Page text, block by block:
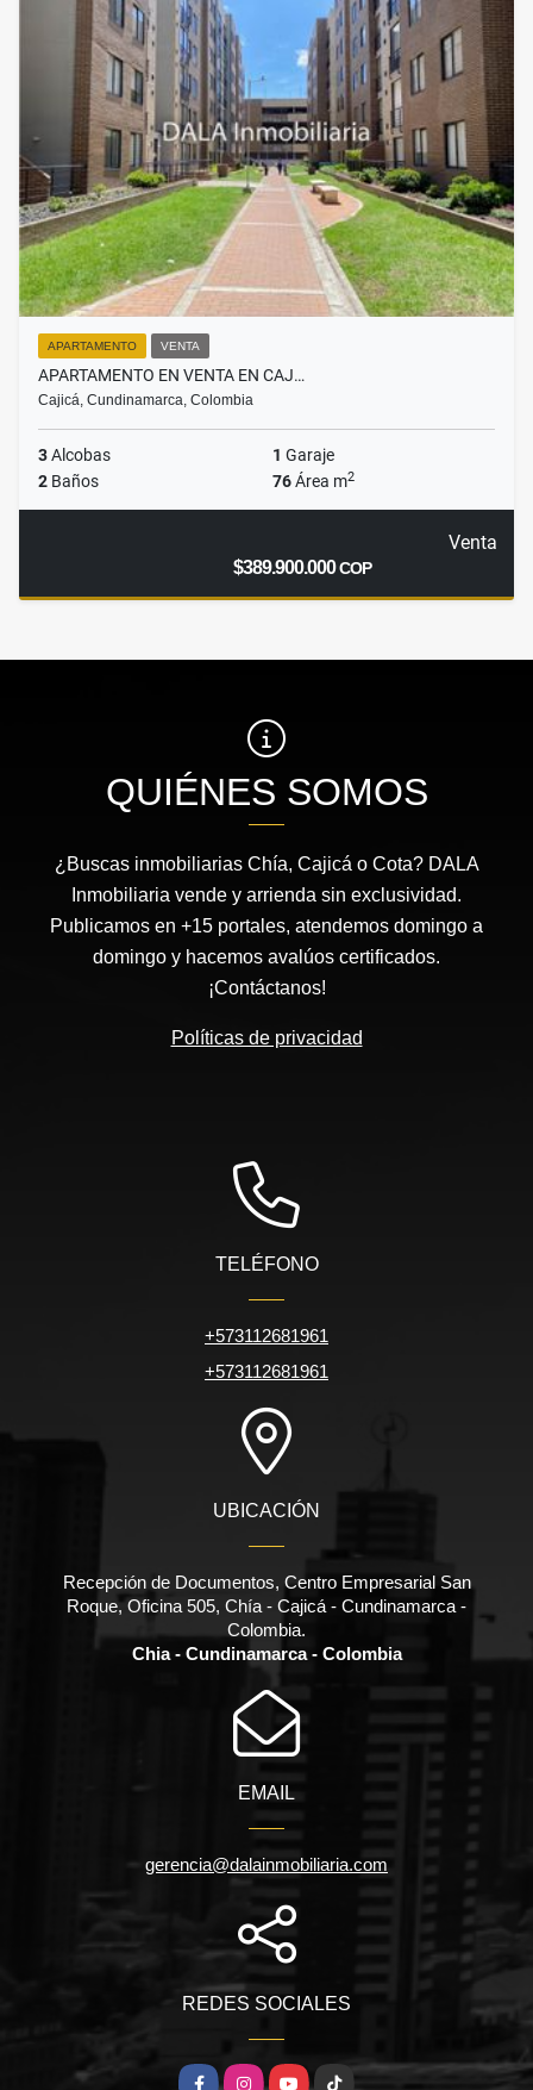
APARTAMENTO VENTA
APARTAMENTO EN VENTA EN CAJ…
Cajicá, Cundinamarca, Colombia
3Alcobas 1 Garaje
2 Baños 76Área m2
Venta
$389.900.000COP
QUIÉNES SOMOS
¿Buscas inmobiliarias Chía, Cajicá o Cota? DALA
Inmobiliaria vende y arrienda sin exclusividad.
Publicamos en +15 portales, atendemos domingo a
domingo y hacemos avalúos certificados.
¡Contáctanos!
Políticas de privacidad
TELÉFONO
+573112681961
+573112681961
UBICACIÓN
Recepción de Documentos, Centro Empresarial San
Roque, Oficina 505, Chía - Cajicá - Cundinamarca -
Colombia.
Chia - Cundinamarca - Colombia
EMAIL
gerencia@dalainmobiliaria.com
REDES SOCIALES
FacebookInstagramYouTube
TikTok